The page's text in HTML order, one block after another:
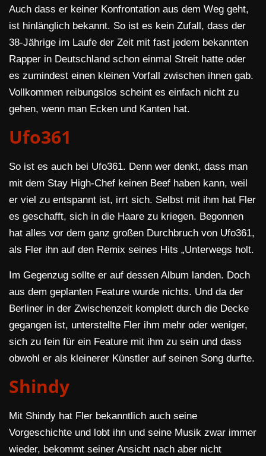
Auch dass er keiner Konfrontation aus dem Weg geht,
ist hinlänglich bekannt. So ist es kein Zufall, dass der
38-Jährige im Laufe der Zeit mit fast jedem bekannten
Rapper in Deutschland schon einmal Streit hatte oder
es zumindest einen kleinen Vorfall zwischen ihnen gab.
Vollkommen reibungslos scheint es einfach nicht zu
gehen, wenn man Ecken und Kanten hat.
Ufo361
So ist es auch bei Ufo361. Denn wer denkt, dass man
mit dem Stay High-Chef keinen Beef haben kann, weil
er viel zu entspannt ist, irrt sich. Selbst mit ihm hat Fler
es geschafft, sich in die Haare zu kriegen. Begonnen
hat alles vor dem ganz großen Durchbruch von Ufo361,
als Fler ihn auf den Remix seines Hits „Unterwegs holt.
Im Gegenzug sollte er auf dessen Album landen. Doch
aus dem geplanten Feature wurde nichts. Und da der
Berliner in der Zwischenzeit komplett durch die Decke
gegangen ist, unterstellte Fler ihm mehr oder weniger,
sich zu fein für ein Feature mit ihm zu sein und dass
obwohl er als kleinerer Künstler auf seinen Song durfte.
Shindy
Mit Shindy hat Fler bekanntlich auch seine
Vorgeschichte und lobt ihn und seine Musik zwar immer
wieder, bekommt seiner Ansicht nach aber nicht